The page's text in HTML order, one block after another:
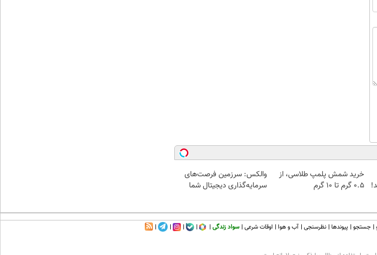
خرید شمش پلمپ طلاسی، از
۰.۵ گرم تا ۱۰ گرم
والکس: سرزمین فرصت‌های
سرمایه‌گذاری دیجیتال شما
جستجو پیوندها نظرسنجی آب و هوا اوقات شرعی سواد زندگی